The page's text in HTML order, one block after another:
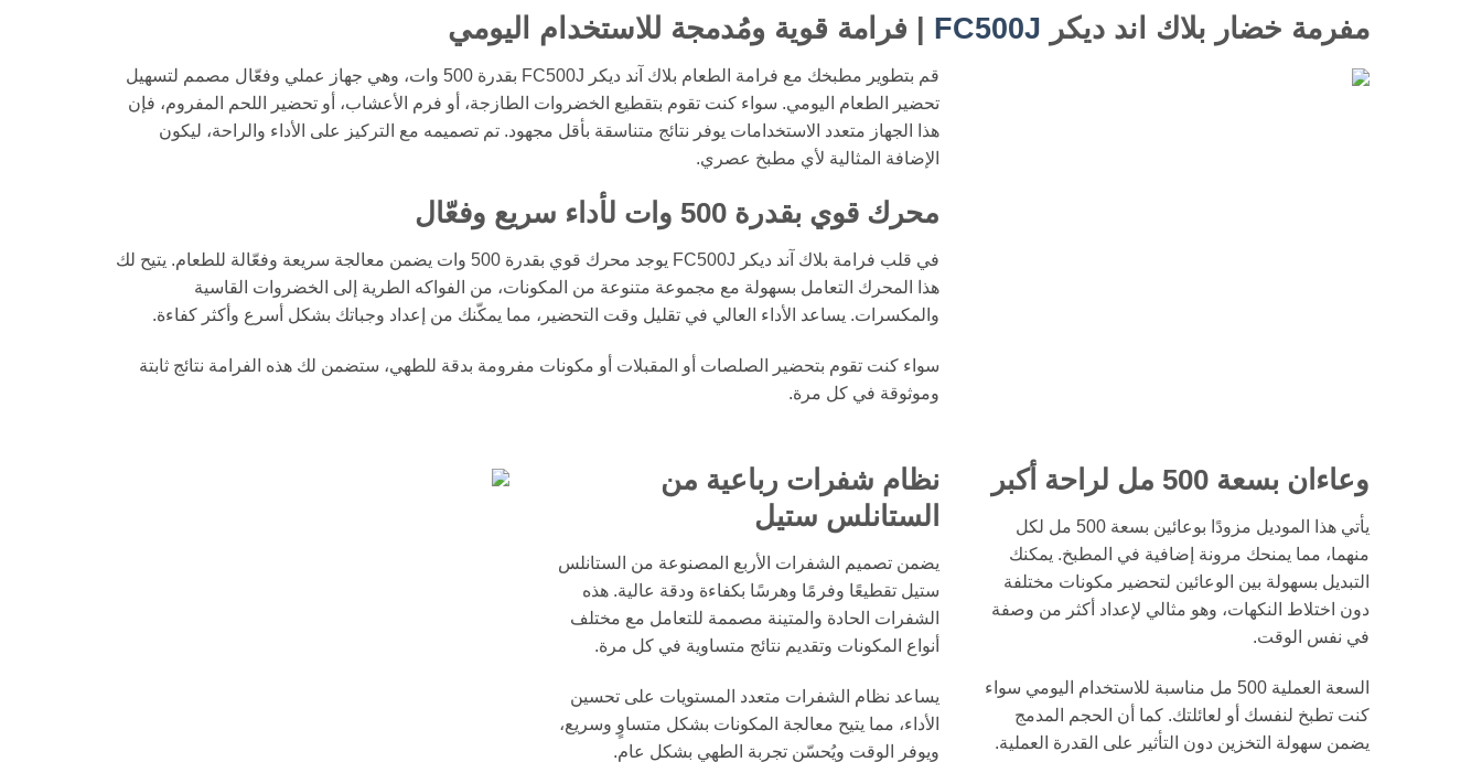
مفرمة خضار بلاك اند ديكر FC500J | فرامة قوية ومُدمجة للاستخدام اليومي
قم بتطوير مطبخك مع فرامة الطعام بلاك آند ديكر FC500J بقدرة 500 وات، وهي جهاز عملي وفعّال مصمم لتسهيل
تحضير الطعام اليومي. سواء كنت تقوم بتقطيع الخضروات الطازجة، أو فرم الأعشاب، أو تحضير اللحم المفروم، فإن
هذا الجهاز متعدد الاستخدامات يوفر نتائج متناسقة بأقل مجهود. تم تصميمه مع التركيز على الأداء والراحة، ليكون
الإضافة المثالية لأي مطبخ عصري.
محرك قوي بقدرة 500 وات لأداء سريع وفعّال
في قلب فرامة بلاك آند ديكر FC500J يوجد محرك قوي بقدرة 500 وات يضمن معالجة سريعة وفعّالة للطعام. يتيح لك
هذا المحرك التعامل بسهولة مع مجموعة متنوعة من المكونات، من الفواكه الطرية إلى الخضروات القاسية
والمكسرات. يساعد الأداء العالي في تقليل وقت التحضير، مما يمكّنك من إعداد وجباتك بشكل أسرع وأكثر كفاءة.
سواء كنت تقوم بتحضير الصلصات أو المقبلات أو مكونات مفرومة بدقة للطهي، ستضمن لك هذه الفرامة نتائج ثابتة
وموثوقة في كل مرة.
وعاءان بسعة 500 مل لراحة أكبر
يأتي هذا الموديل مزودًا بوعائين بسعة 500 مل لكل
منهما، مما يمنحك مرونة إضافية في المطبخ. يمكنك
التبديل بسهولة بين الوعائين لتحضير مكونات مختلفة
دون اختلاط النكهات، وهو مثالي لإعداد أكثر من وصفة
في نفس الوقت.
السعة العملية 500 مل مناسبة للاستخدام اليومي سواء
كنت تطبخ لنفسك أو لعائلتك. كما أن الحجم المدمج
يضمن سهولة التخزين دون التأثير على القدرة العملية.
نظام شفرات رباعية من
الستانلس ستيل
يضمن تصميم الشفرات الأربع المصنوعة من الستانلس
ستيل تقطيعًا وفرمًا وهرسًا بكفاءة ودقة عالية. هذه
الشفرات الحادة والمتينة مصممة للتعامل مع مختلف
أنواع المكونات وتقديم نتائج متساوية في كل مرة.
يساعد نظام الشفرات متعدد المستويات على تحسين
الأداء، مما يتيح معالجة المكونات بشكل متساوٍ وسريع،
ويوفر الوقت ويُحسّن تجربة الطهي بشكل عام.